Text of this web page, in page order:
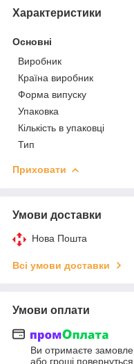
Характеристики
Основні
Виробник
Країна виробник
Форма випуску
Упаковка
Кількість в упаковці
Тип
Приховати
Умови доставки
Нова Пошта
Всі умови доставки
Умови оплати
Ви отримаєте
або гроші